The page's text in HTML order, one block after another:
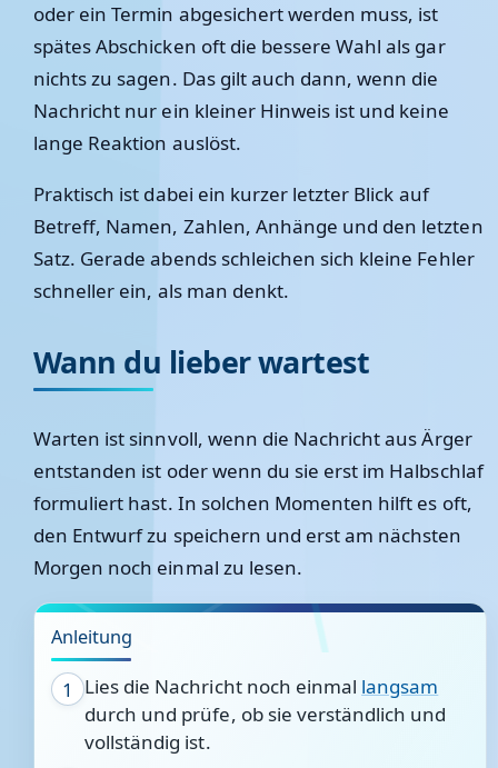
oder ein Termin abgesichert werden muss, ist
spätes Abschicken oft die bessere Wahl als gar
nichts zu sagen. Das gilt auch dann, wenn die
Nachricht nur ein kleiner Hinweis ist und keine
lange Reaktion auslöst.
Praktisch ist dabei ein kurzer letzter Blick auf
Betreff, Namen, Zahlen, Anhänge und den letzten
Satz. Gerade abends schleichen sich kleine Fehler
schneller ein, als man denkt.
Wann du lieber wartest
Warten ist sinnvoll, wenn die Nachricht aus Ärger
entstanden ist oder wenn du sie erst im Halbschlaf
formuliert hast. In solchen Momenten hilft es oft,
den Entwurf zu speichern und erst am nächsten
Morgen noch einmal zu lesen.
Anleitung
1 Lies die Nachricht noch einmal langsam
durch und prüfe, ob sie verständlich und
vollständig ist.